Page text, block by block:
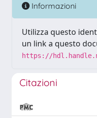
Informazioni
Utilizza questo
un link a questo
https://
Citazioni